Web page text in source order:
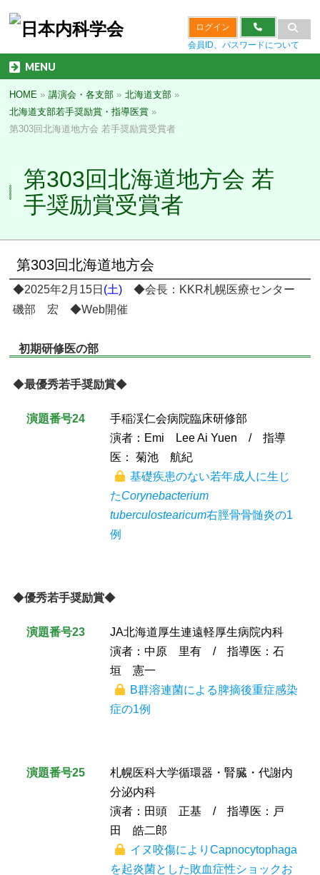
ログイン
会員ID、パスワードについて
MENU
HOME » 講演会・各支部 » 北海道支部 »
北海道支部若手奨励賞・指導医賞 »
第303回北海道地方会 若手奨励賞受賞者
第303回北海道地方会 若
手奨励賞受賞者
第303回北海道地方会
◆2025年2月15日 (土) ◆会長：KKR札幌医療センター
磯部 宏 ◆Web開催
初期研修医の部
◆最優秀若手奨励賞◆
演題番号24
手稲渓仁会病院臨床研修部
演者：Emi Lee Ai Yuen / 指導
医： 菊池 航紀
基礎疾患のない若年成人に生じ
たCorynebacterium
tuberculostearicum右脛骨骨髄炎の1
例
◆優秀若手奨励賞◆
演題番号23
JA北海道厚生連遠軽厚生病院内科
演者：中原 里有 / 指導医：石
垣 憲一
B群溶連菌による脾摘後重症感染
症の1例
演題番号25
札幌医科大学循環器・腎臓・代謝内
分泌内科
演者：田頭 正基 / 指導医：戸
田 皓二郎
イヌ咬傷によりCapnocytophaga
を起炎菌とした敗血症性ショックお